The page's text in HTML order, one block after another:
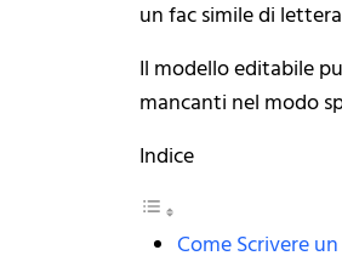
un fac simile di
Il modello editabile
mancanti nel modo
Indice
Come Scrivere